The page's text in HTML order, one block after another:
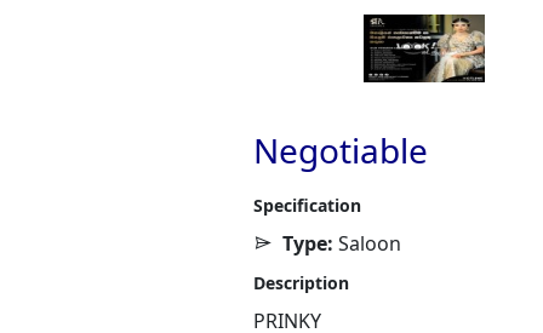
Negotiable
Specification
Type: Saloon
Description
PRINKY